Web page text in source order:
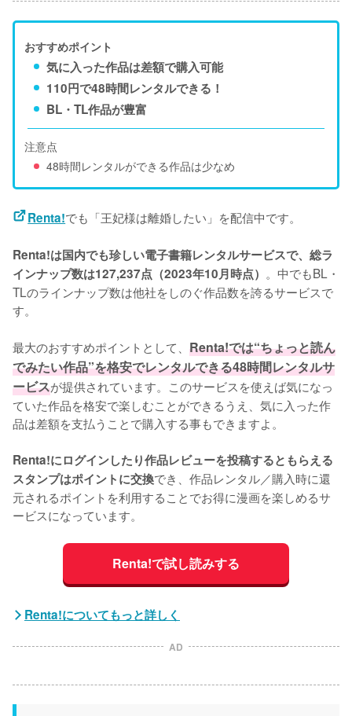
おすすめポイント
気に入った作品は差額で購入可能
110円で48時間レンタルできる！
BL・TL作品が豊富
注意点
48時間レンタルができる作品は少なめ
Renta!でも「王妃様は離婚したい」を配信中です。
Renta!は国内でも珍しい電子書籍レンタルサービスで、総ラ
インナップ数は127,237点（2023年10月時点） 。中でもBL・
TLのラインナップ数は他社をしのぐ作品数を誇るサービスで
す。
最大のおすすめポイントとして、 Renta!では“ちょっと読ん
でみたい作品”を格安でレンタルできる48時間レンタルサ
ービスが提供されています。このサービスを使えば気になっ
ていた作品を格安で楽しむことができるうえ、気に入った作
品は差額を支払うことで購入する事もできますよ。
Renta!にログインしたり作品レビューを投稿するともらえる
スタンプはポイントに交換でき、作品レンタル／購入時に還
元されるポイントを利用することでお得に漫画を楽しめるサ
ービスになっています。
Renta!で試し読みする
Renta!についてもっと詳しく
AD